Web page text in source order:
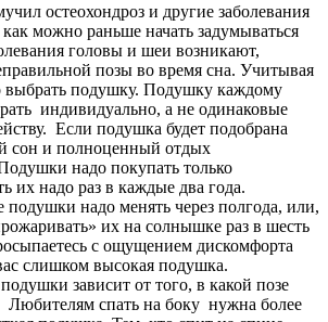
остеохондроз и другие заболевания
можно раньше начать задумываться
головы и шеи возникают,
позы во время сна. Учитывая
выбрать подушку. Подушку каждому
индивидуально, а не одинаковые
Если подушка будет подобрана
сон и полноценный отдых
надо покупать только
их надо раз в каждые два года.
надо менять через полгода, или,
их на солнышке раз в шесть
с ощущением дискомфорта
слишком высокая подушка.
зависит от того, в какой позе
спать на боку нужна более